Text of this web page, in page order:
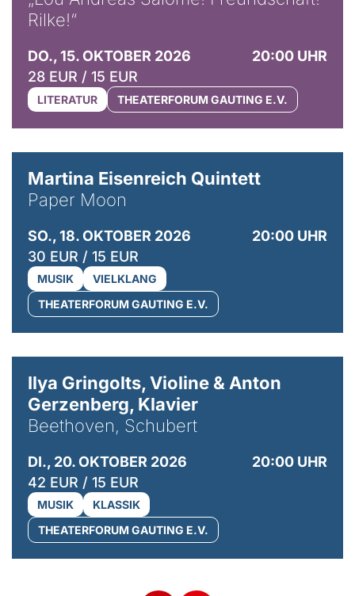
Rilke!“
DO., 15. OKTOBER 2026
20:00 UHR
28 EUR / 15 EUR
LITERATUR THEATERFORUM GAUTING E.V.
Martina Eisenreich Quintett
Paper Moon
SO., 18. OKTOBER 2026
20:00 UHR
30 EUR / 15 EUR
MUSIK
VIELKLANG
THEATERFORUM GAUTING E.V.
Ilya Gringolts, Violine & Anton
Gerzenberg, Klavier
Beethoven, Schubert
DI., 20. OKTOBER 2026
20:00 UHR
42 EUR / 15 EUR
MUSIK
KLASSIK
THEATERFORUM GAUTING E.V.